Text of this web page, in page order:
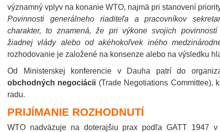
významný vplyv na konanie WTO, najmä pri stanovení
Povinnosti generálneho riaditeľa a pracovníkov
charakter, to znamená, že pri výkone svojich
žiadnej vlády alebo od akéhokoľvek iného
rozhodovanie je založené na konsenze alebo na výsledku
Od Ministerskej konferencie v Dauha patrí do
obchodných negociácii (Trade Negotiations Committee),
radu.
PRIJÍMANIE ROZHODNUTÍ
WTO nadväzuje na doterajšiu prax podľa GATT 1947